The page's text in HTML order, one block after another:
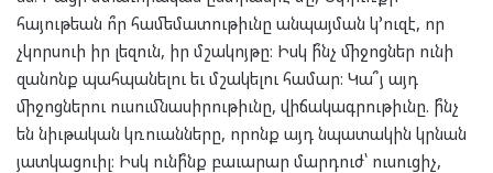
հայութեան ո՞ր համեմատութիւնը անպայման կ՚ուզէ, որ
չկորսուի իր լեզուն, իր մշակոյթը։ Իսկ ի՞նչ միջոցներ ունի
զանոնք պահպանելու եւ մշակելու համար։ Կա՞յ այդ
միջոցներու ուսումնասիրութիւնը, վիճակագրութիւնը. ի՞նչ
են նիւթական կռուանները, որոնք այդ նպատակին կրնան
յատկացուիլ։ Իսկ ունի՞նք բաւարար մարդուժ՝ ուսուցիչ,